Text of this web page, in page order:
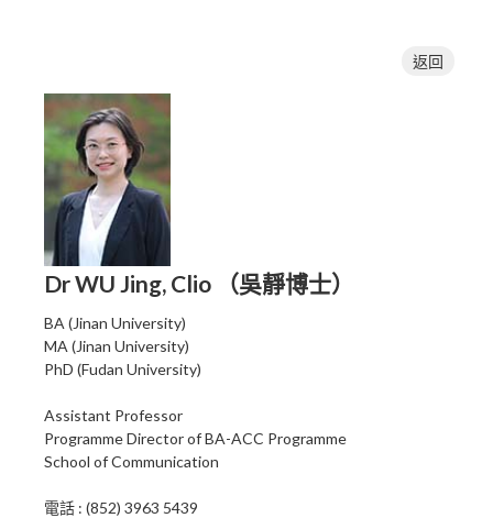
返回
Dr WU Jing, Clio （吳靜博士）
BA (Jinan University)
MA (Jinan University)
PhD (Fudan University)
Assistant Professor
Programme Director of BA-ACC Programme
School of Communication
電話 : (852) 3963 5439